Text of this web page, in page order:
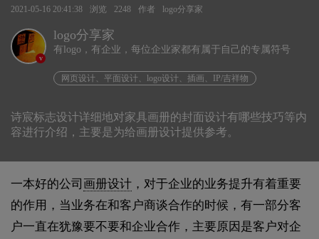
2021-05-16 20:41:38 浏览 2248 作者 logo分享家
v
logo分享家
有logo，有企业，每位企业家都有属于自己的专属符号
网页设计、平面设计、logo设计、插画、IP/吉祥物
诗宸标志设计详细地对家具画册的封面设计有哪些技巧等内
容进行介绍，主要是为给画册设计提供参考。
一本好的公司 画册设计 ，对于企业的业务提升有着重要
的作用，当业务在和客户商谈合作的时候，有一部分客
户一直在犹豫要不要和企业合作，主要原因是客户对企